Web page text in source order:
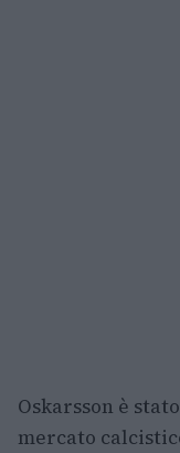
Oskarsson è
mercato